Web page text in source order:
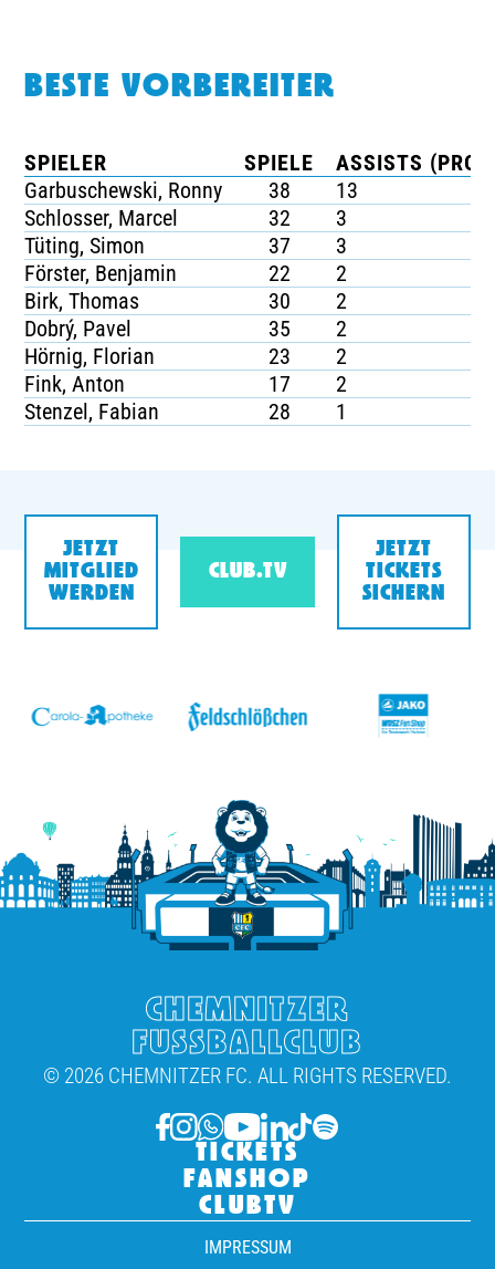
BESTE VORBEREITER
SPIELER SPIELE
ASSISTS (PRO
Garbuschewski, Ronny
38
13
Schlosser, Marcel
32
3
Tüting, Simon
37
3
Förster, Benjamin
22
2
Birk, Thomas
30
2
Dobrý, Pavel
35
2
Hörnig, Florian
23
2
Fink, Anton
17
2
Stenzel, Fabian
28 1
JETZT
MITGLIED
WERDEN
CLUB.TV
JETZT
TICKETS
SICHERN
CHEMNITZER
FUSSBALLCLUB
© 2026 CHEMNITZER FC. ALL RIGHTS RESERVED.
TICKETS
FANSHOP
CLUBTV
IMPRESSUM